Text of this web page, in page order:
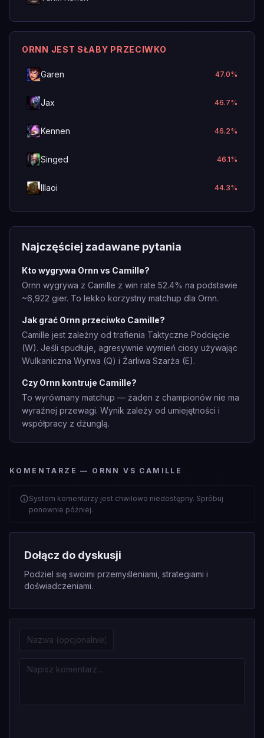
ORNN JEST SŁABY PRZECIWKO
Garen 47.0%
Jax 46.7%
Kennen 46.2%
Singed 46.1%
Illaoi 44.3%
Najczęściej zadawane pytania
Kto wygrywa Ornn vs Camille?
Ornn wygrywa z Camille z win rate 52.4% na podstawie
~6,922 gier. To lekko korzystny matchup dla Ornn.
Jak grać Ornn przeciwko Camille?
Camille jest zależny od trafienia Taktyczne Podcięcie
(W). Jeśli spudłuje, agresywnie wymień ciosy używając
Wulkaniczna Wyrwa (Q) i Żarliwa Szarża (E).
Czy Ornn kontruje Camille?
To wyrównany matchup — żaden z championów nie ma
wyraźnej przewagi. Wynik zależy od umiejętności i
współpracy z dżunglą.
KOMENTARZE — ORNN VS CAMILLE
System komentarzy jest chwilowo niedostępny. Spróbuj
ponownie później.
Dołącz do dyskusji
Podziel się swoimi przemyśleniami, strategiami i
doświadczeniami.